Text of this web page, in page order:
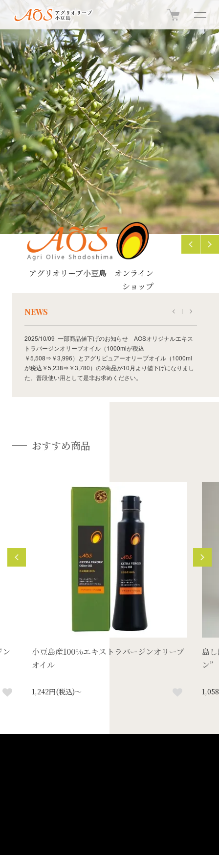
アグリオリーブ小豆島 オンライン
ショップ
NEWS
2025/10/09 一部商品値下げのお知らせ AOSオリジナルエキス
トラバージンオリーブオイル（1000mlが税込
￥5,508⇒￥3,996）とアグリピュアーオリーブオイル（1000ml
が税込￥5,238⇒￥3,780）の2商品が10月より値下げになりまし
た。普段使い用として是非お求めください。
おすすめ商品
小豆島産100%エキストラバージンオリーブ
オイル
1,242円(税込)～
島
ン”